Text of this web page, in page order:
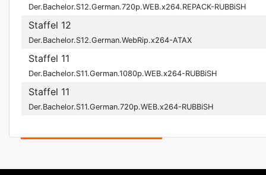
Der.Bachelor.S12.German.720p.WEB.x264.REPACK-RUBBiSH
Staffel 12
Der.Bachelor.S12.German.WebRip.x264-ATAX
Staffel 11
Der.Bachelor.S11.German.1080p.WEB.x264-RUBBiSH
Staffel 11
Der.Bachelor.S11.German.720p.WEB.x264-RUBBiSH